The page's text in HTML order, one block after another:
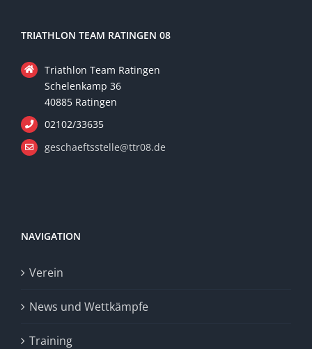
TRIATHLON TEAM RATINGEN 08
Triathlon Team Ratingen
Schelenkamp 36
40885 Ratingen
02102/33635
geschaeftsstelle@ttr08.de
NAVIGATION
Verein
News und Wettkämpfe
Training